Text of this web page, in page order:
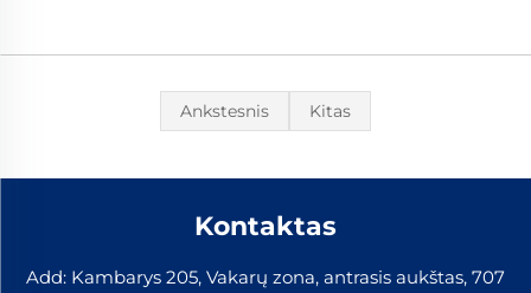
Ankstesnis Kitas
Kontaktas
Add: Kambarys 205, Vakarų zona, antrasis aukštas, 707